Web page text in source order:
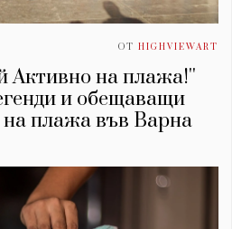
ОТ HIGHVIEWART
Активно на плажа!''
и обещаващи
на плажа във Варна